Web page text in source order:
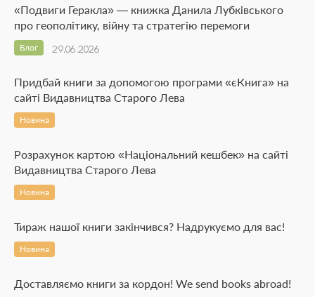
«Подвиги Геракла» — книжка Данила Лубківського
про геополітику, війну та стратегію перемоги
29.06.2026
Блог
Придбай книги за допомогою програми «єКнига» на
сайті Видавництва Старого Лева
Новина
Розрахунок картою «Національний кешбек» на сайті
Видавництва Старого Лева
Новина
Тираж нашої книги закінчився? Надрукуємо для вас!
Новина
Доставляємо книги за кордон! We send books abroad!